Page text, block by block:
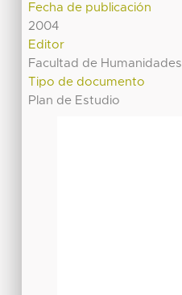
Fecha de publicación
2004
Editor
Facultad de Humanidades
Tipo de documento
Plan de Estudio